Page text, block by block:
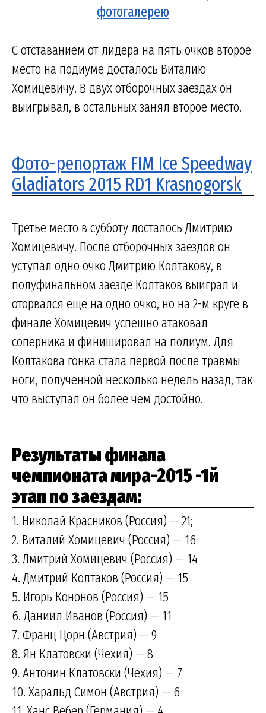
фотогалерею
С отставанием от лидера на пять очков второе
место на подиуме досталось Виталию
Хомицевичу. В двух отборочных заездах он
выигрывал, в остальных занял второе место.
Фото-репортаж FIM Ice Speedway
Gladiators 2015 RD1 Krasnogorsk
Третье место в субботу досталось Дмитрию
Хомицевичу. После отборочных заездов он
уступал одно очко Дмитрию Колтакову, в
полуфинальном заезде Колтаков выиграл и
оторвался еще на одно очко, но на 2-м круге в
финале Хомицевич успешно атаковал
соперника и финишировал на подиум. Для
Колтакова гонка стала первой после травмы
ноги, полученной несколько недель назад, так
что выступал он более чем достойно.
Результаты финала
чемпионата мира-2015 -1й
этап по заездам:
1. Николай Красников (Россия) — 21;
2. Виталий Хомицевич (Россия) — 16
3. Дмитрий Хомицевич (Россия) — 14
4. Дмитрий Колтаков (Россия) — 15
5. Игорь Кононов (Россия) — 15
6. Даниил Иванов (Россия) — 11
7. Франц Цорн (Австрия) — 9
8. Ян Клатовски (Чехия) — 8
9. Антонин Клатовски (Чехия) — 7
10. Харальд Симон (Австрия) — 6